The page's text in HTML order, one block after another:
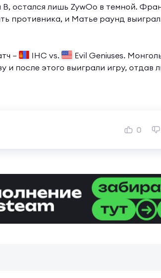
остался лишь ZywOo в темной.
противника, и Матье раунд
— IHC vs.
Evil Geniuses.
и после этого выиграли игру, отдав
0